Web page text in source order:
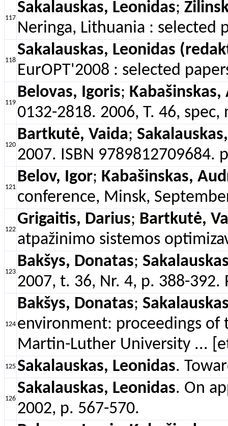
117
Sakalauskas, Leonidas;
Neringa, Lithuania : selected
118
Sakalauskas, Leonidas
EurOPT'2008 : selected
119
Belovas, Igoris; Kabašinskas,
0132-2818. 2006, T. 46,
120
Bartkutė, Vaida;
2007. ISBN 9789812709684.
121
Belov, Igor; Kabašinskas,
conference, Minsk,
122
Grigaitis, Darius; Bartkutė,
atpažinimo sistemos
123
Bakšys, Donatas;
2007, t. 36, Nr. 4, p. 388-
124
Bakšys, Donatas;
environment: proceedings of
Martin-Luther University ...
125 Sakalauskas, Leonidas.
126
Sakalauskas, Leonidas. On
2002, p. 567-570.